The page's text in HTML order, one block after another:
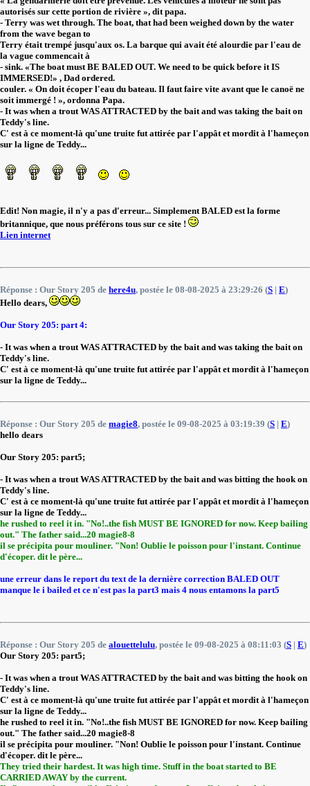
autorisés sur cette portion de rivière », dit papa.
- Terry was wet through. The boat, that had been weighed down by the water
from the wave began to
Terry était trempé jusqu'aux os. La barque qui avait été alourdie par l'eau de
la vague commencait à
- sink. «The boat must BE BALED OUT. We need to be quick before it IS
IMMERSED!» , Dad ordered.
couler. « On doit écoper l'eau du bateau. Il faut faire vite avant que le canoë ne
soit immergé ! », ordonna Papa.
- It was when a trout WAS ATTRACTED by the bait and was taking the bait on
Teddy's line.
C' est à ce moment-là qu'une truite fut attirée par l'appât et mordit à l'hameçon
sur la ligne de Teddy...
Edit! Non magie, il n'y a pas d'erreur... Simplement BALED est la forme
britannique, que nous préférons tous sur ce site !
Lien internet
Réponse : Our Story 205 de here4u, postée le 08-08-2025 à 23:29:26 (S | E)
Hello dears,
Our Story 205: part 4:
- It was when a trout WAS ATTRACTED by the bait and was taking the bait on
Teddy's line.
C' est à ce moment-là qu'une truite fut attirée par l'appât et mordit à l'hameçon
sur la ligne de Teddy...
Réponse : Our Story 205 de magie8, postée le 09-08-2025 à 03:19:39 (S | E)
hello dears
Our Story 205: part5;
- It was when a trout WAS ATTRACTED by the bait and was bitting the hook on
Teddy's line.
C' est à ce moment-là qu'une truite fut attirée par l'appât et mordit à l'hameçon
sur la ligne de Teddy...
he rushed to reel it in. "No!..the fish MUST BE IGNORED for now. Keep bailing
out." The father said...20 magie8-8
il se précipita pour mouliner. "Non! Oublie le poisson pour l'instant. Continue
d'écoper. dit le père...
une erreur dans le report du text de la dernière correction BALED OUT
manque le i bailed et ce n'est pas la part3 mais 4 nous entamons la part5
Réponse : Our Story 205 de alouettelulu, postée le 09-08-2025 à 08:11:03 (S | E)
Our Story 205: part5;
- It was when a trout WAS ATTRACTED by the bait and was bitting the hook on
Teddy's line.
C' est à ce moment-là qu'une truite fut attirée par l'appât et mordit à l'hameçon
sur la ligne de Teddy...
he rushed to reel it in. "No!..the fish MUST BE IGNORED for now. Keep bailing
out." The father said...20 magie8-8
il se précipita pour mouliner. "Non! Oublie le poisson pour l'instant. Continue
d'écoper. dit le père...
They tried their hardest. It was high time. Stuff in the boat started to BE
CARRIED AWAY by the current.